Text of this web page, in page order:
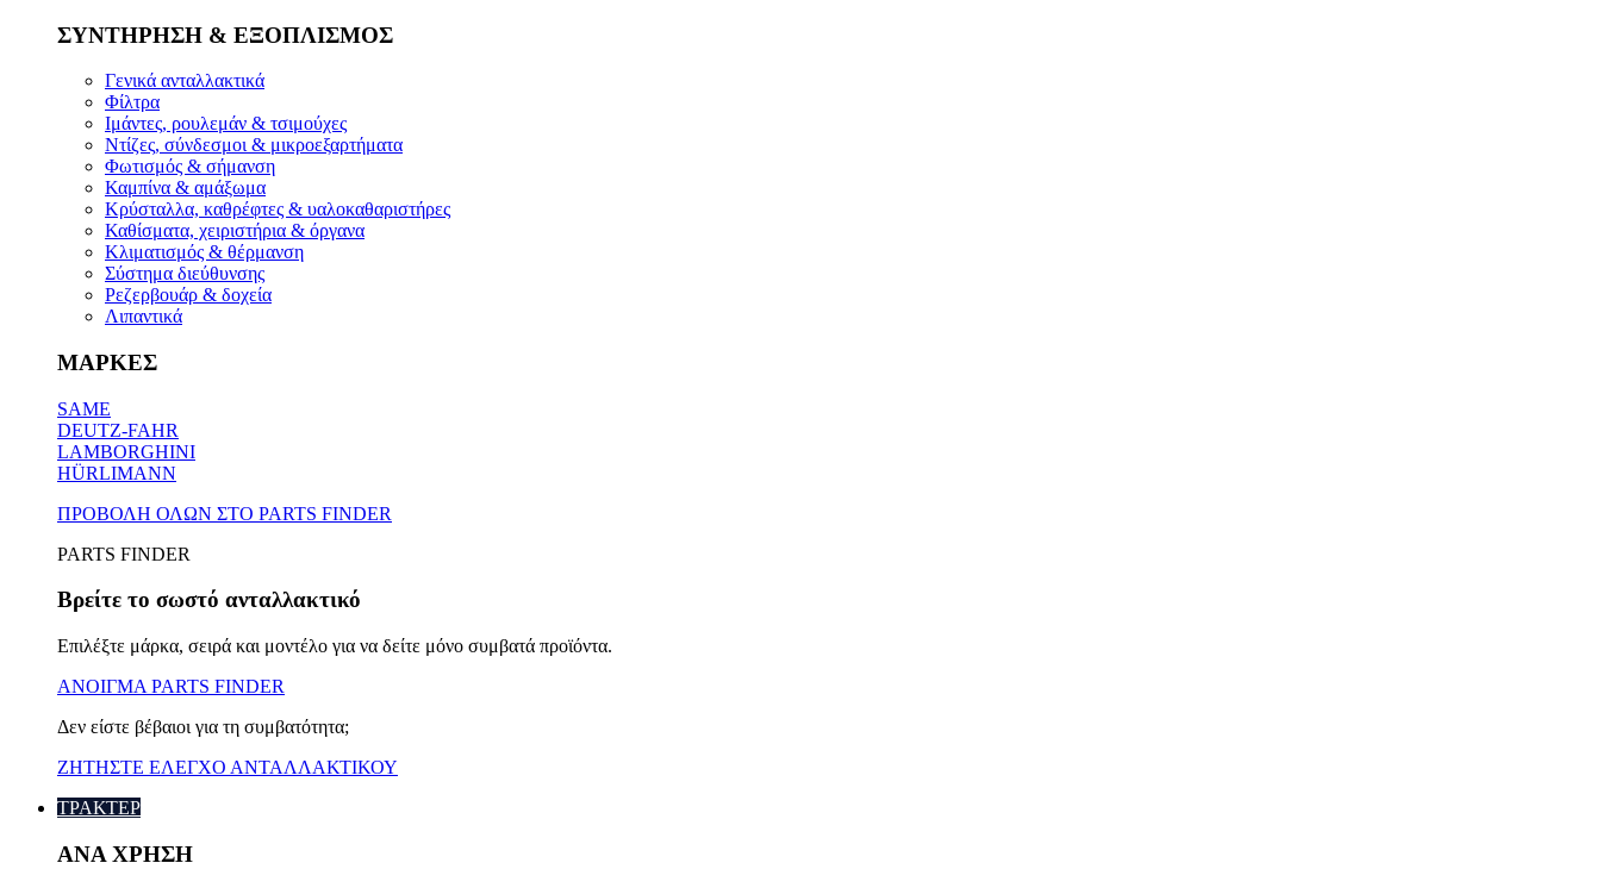
ΣΥΝΤΗΡΗΣΗ & ΕΞΟΠΛΙΣΜΟΣ
Γενικά ανταλλακτικά
Φίλτρα
Ιμάντες, ρουλεμάν & τσιμούχες
Ντίζες, σύνδεσμοι & μικροεξαρτήματα
Φωτισμός & σήμανση
Καμπίνα & αμάξωμα
Κρύσταλλα, καθρέφτες & υαλοκαθαριστήρες
Καθίσματα, χειριστήρια & όργανα
Κλιματισμός & θέρμανση
Σύστημα διεύθυνσης
Ρεζερβουάρ & δοχεία
Λιπαντικά
ΜΑΡΚΕΣ
SAME
DEUTZ-FAHR
LAMBORGHINI
HÜRLIMANN
ΠΡΟΒΟΛΗ ΟΛΩΝ ΣΤΟ PARTS FINDER
PARTS FINDER
Βρείτε το σωστό ανταλλακτικό
Επιλέξτε μάρκα, σειρά και μοντέλο για να δείτε μόνο συμβατά προϊόντα.
ΑΝΟΙΓΜΑ PARTS FINDER
Δεν είστε βέβαιοι για τη συμβατότητα;
ΖΗΤΗΣΤΕ ΕΛΕΓΧΟ ΑΝΤΑΛΛΑΚΤΙΚΟΥ
ΤΡΑΚΤΕΡ
ΑΝΑ ΧΡΗΣΗ